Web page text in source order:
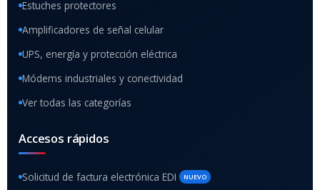
Estuches protectores
Amplificadores de señal celular
UPS, energía y protección eléctrica
Módems industriales y conectividad
Ver todas las categorías
Accesos rápidos
Solicitud de factura electrónica EDI NUEVO